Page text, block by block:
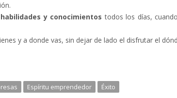
y conocimientos todos los días,
y a donde vas, sin dejar de lado el disfrutar el
Espíritu emprendedor Éxito